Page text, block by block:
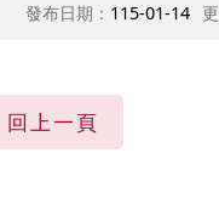
發布日期： 115-01-14
回上一頁